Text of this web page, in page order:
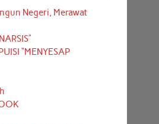
Negeri, Merawat
“MENYESAP